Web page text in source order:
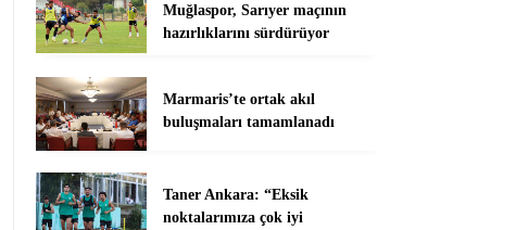
Muğlaspor, Sarıyer maçının
hazırlıklarını sürdürüyor
Marmaris’te ortak akıl
buluşmaları tamamlanadı
Taner Ankara: “Eksik
noktalarımıza çok iyi